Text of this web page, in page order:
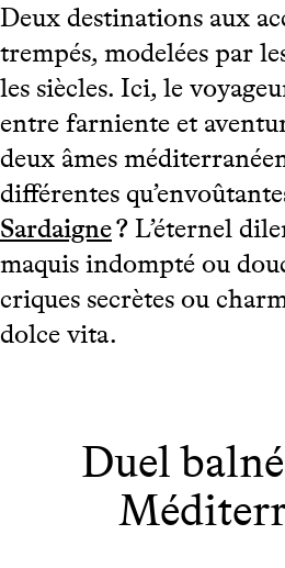
Deux destinations aux
trempés, modelées par
les siècles. Ici, le
entre farniente et
deux âmes
différentes
Sardaigne? L’éternel
maquis indompté ou
criques secrètes ou
dolce vita.
Duel